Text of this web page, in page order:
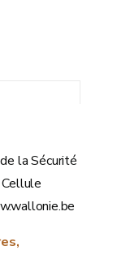
la Sécurité